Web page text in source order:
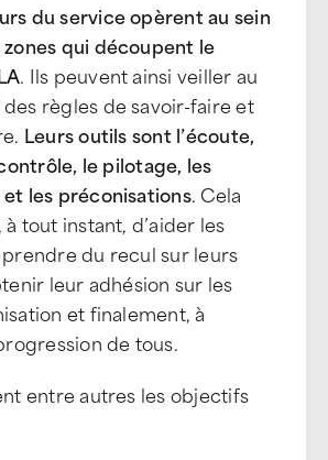
du service opèrent au sein
qui découpent le
. Ils peuvent ainsi veiller au
règles de savoir-faire et
Leurs outils sont l’écoute,
le pilotage, les
les préconisations. Cela
tout instant, d’aider les
du recul sur leurs
leur adhésion sur les
et finalement, à
de tous.
entre autres les objectifs